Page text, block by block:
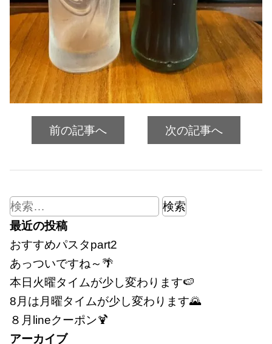
前の記事へ 次の記事へ
検
索:
最近の投稿
おすすめパスタpart2
あっついですね～🌴
本日火曜タイムが少し変わります🍉
8月は月曜タイムが少し変わります🌄
８月lineクーポン🍹
アーカイブ